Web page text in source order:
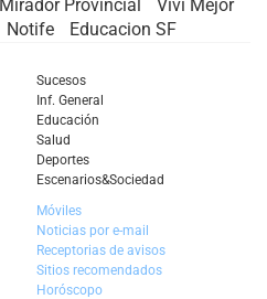
Mirador Provincial
Viví Mejor
Notife Educacion SF
Sucesos
Inf. General
Educación
Salud
Deportes
Escenarios&Sociedad
Móviles
Noticias por e-mail
Receptorias de avisos
Sitios recomendados
Horóscopo